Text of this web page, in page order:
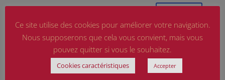
Françoise MAZET sur 1 mai 2018 à 14 h 55
min
Suzy, Je ne connaissais pas ton passé familial
Ce site utilise des cookies pour améliorer votre navigation.
Nous supposerons que cela vous convient, mais vous
pouvez quitter si vous le souhaitez.
Cookies caractéristiques Accepter